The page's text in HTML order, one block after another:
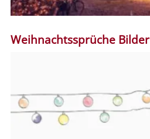
Weihnachtssprüche Bilder